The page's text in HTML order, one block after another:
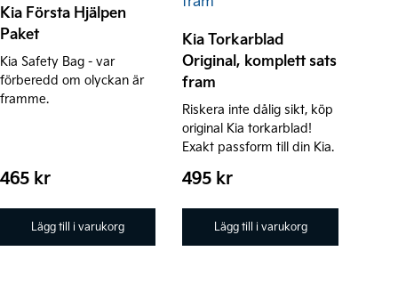
Kia Första Hjälpen
Paket
Kia Safety Bag - var
förberedd om olyckan är
framme.
465 kr
Lägg till i varukorg
Kia Torkarblad
Original, komplett sats
fram
Riskera inte dålig sikt, köp
original Kia torkarblad!
Exakt passform till din Kia.
495 kr
Lägg till i varukorg